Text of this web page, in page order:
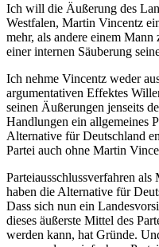
Ich will die Äußerung des
Westfalen, Martin Vincentz
mehr, als andere einem Mann
einer internen Säuberung
Ich nehme Vincentz weder
argumentativen Effektes
seinen Äußerungen jenseits
Handlungen ein allgemeines
Alternative für Deutschland
Partei auch ohne Martin
Parteiausschlussverfahren
haben die Alternative für
Dass sich nun ein
dieses äußerste Mittel des
werden kann, hat Gründe.